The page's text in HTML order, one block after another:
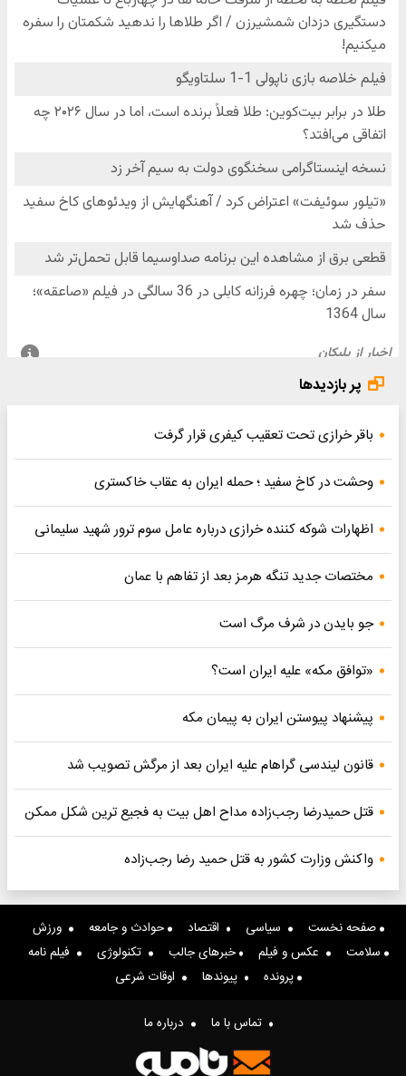
پر بازدیدها
باقر خرازی تحت تعقیب کیفری قرار گرفت
وحشت در کاخ سفید ؛ حمله ایران به عقاب خاکستری
اظهارات شوکه کننده خرازی درباره عامل سوم ترور شهید سلیمانی
مختصات جدید تنگه هرمز بعد از تفاهم با عمان
جو بایدن در شرف مرگ است
«توافق مکه» علیه ایران است؟
پیشنهاد پیوستن ایران به پیمان مکه
قانون لیندسی گراهام علیه ایران بعد از مرگش تصویب شد
قتل حمیدرضا رجب‌زاده مداح اهل بیت به فجیع ترین شکل ممکن
واکنش وزارت کشور به قتل حمید رضا رجب‌زاده
صفحه نخست سیاسی اقتصاد حوادث و جامعه
ورزش
سلامت
عکس و فیلم خبرهای جالب تکنولوژی
فیلم نامه
پرونده
پیوندها اوقات شرعی
تماس با ما درباره ما